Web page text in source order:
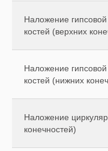
Наложение
костей (верхних
Наложение
костей (нижних
Наложение
конечностей)